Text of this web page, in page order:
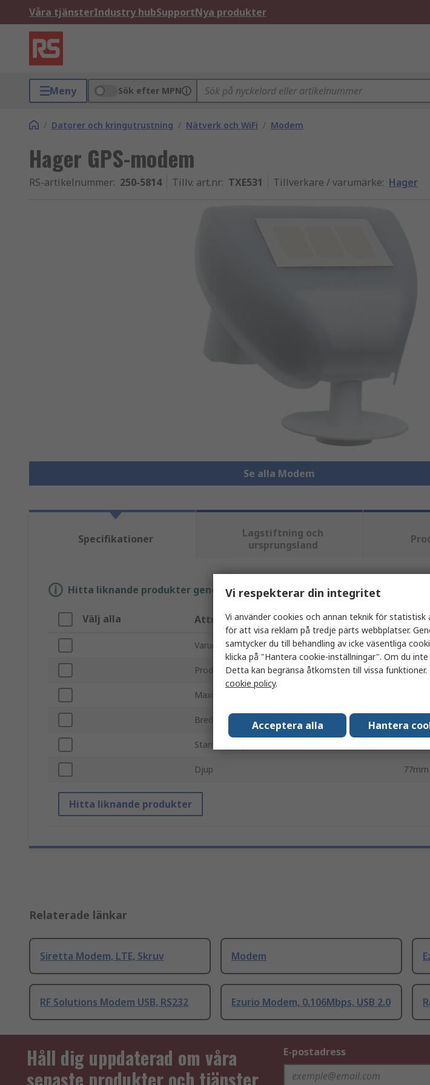
Våra tjänsterIndustry hubSupportNya produkter
Meny Sök efter MPN
/ Datorer och kringutrustning / Nätverk och WiFi / Modem
Hager GPS-modem
RS-artikelnummer: 250-5814 Tillv. art.nr: TXE531 Tillverkare / varumärke: Hager
Se alla Modem
Specifikationer
Lagstiftning och
ursprungsland
Hitta liknande produkter genom att välja ett eller flera attribut.
Välj alla Attribut
Varumärke Hager
Produkttyp GPS-
Maximal arbetstemperatur
Bredd
Standarder/godkännanden
Djup 77mm
Hitta liknande produkter
Relaterade länkar
Siretta Modem, LTE, Skruv Modem
RF Solutions Modem USB, RS232 Ezurio Modem, 0.106Mbps, USB 2.0
Håll dig uppdaterad om våra
senaste produkter och tjänster
E-postadress
Vi respekterar din integritet
Vi använder cookies och annan teknik för statistisk
för att visa reklam på tredje parts webbplatser.
samtycker du till behandling av icke väsentliga
klicka på "Hantera cookie-inställningar". Om du
Detta kan begränsa åtkomsten till vissa
cookie policy.
Acceptera alla Hantera